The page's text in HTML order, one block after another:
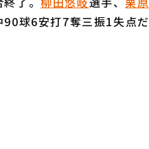
球6安打7奪三振1失点だ